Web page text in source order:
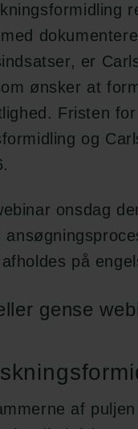
er
ønsker at
Fristen
og
onsdag
på
gense
af